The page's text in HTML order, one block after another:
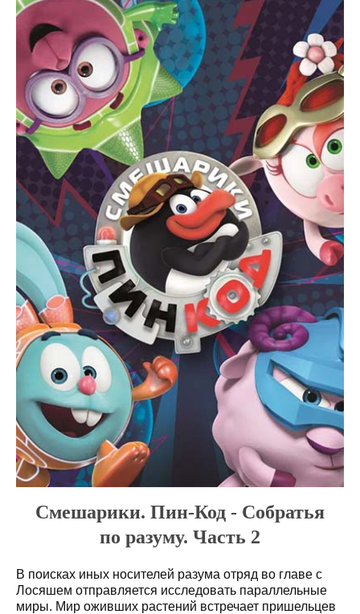
Смешарики. Пин-Код - Собратья
по разуму. Часть 2
В поисках иных носителей разума отряд во главе с
Лосяшем отправляется исследовать параллельные
миры. Мир оживших растений встречает пришельцев